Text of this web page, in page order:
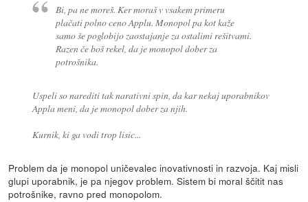
Bi, pa ne moreš. Ker moraš v vsakem primeru
plačati polno ceno Applu. Monopol pa kot kaže
samo še poglobijo zaostajanje za ostalimi rešitvami.
Razen če boš rekel, da je monopol dober za
potrošnika.
Uspeli so narediti tak narativni spin, da kar nekaj uporabnikov
Appla meni, da je monopol dober za njih.
Kurnik, ki ga vodi trop lisic...
Problem da je monopol uničevalec inovativnosti in razvoja. Kaj misli
glupi uporabnik, je pa njegov problem. Sistem bi moral ščitit nas
potrošnike, ravno pred monopolom.